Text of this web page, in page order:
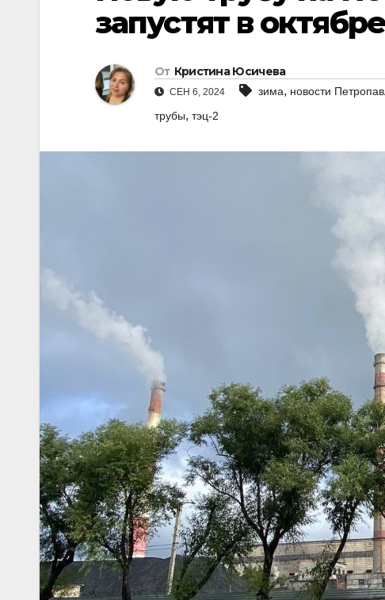
запустят в
От Кристина Юсичева
СЕН 6, 2024 зима, новости
трубы, тэц-2